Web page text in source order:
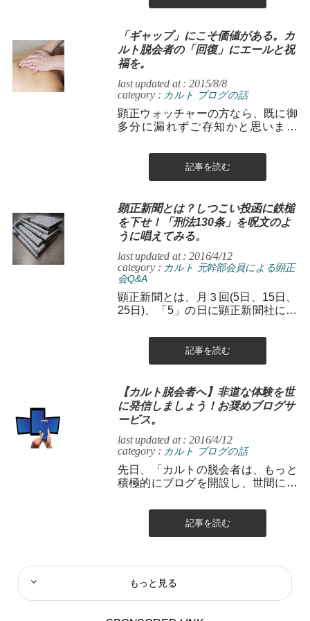
「ギャップ」にこそ価値がある。カ
ルト脱会者の「回復」にエールと祝
福を。
last updated at : 2015/8/8
category : カルト ブログの話
顕正ウォッチャーの方なら、既に御
多分に漏れずご存知かと思います
顕正ライフ」をこちらで紹介させて
記事を読む
顕正新聞とは？しつこい投函に鉄槌
を下せ！「刑法130条」を呪文のよ
うに唱えてみる。
last updated at : 2016/4/12
category : カルト 元幹部会員による顕正
会Q&A
顕正新聞とは、月３回(5日、15日、
25日)、「5」の日に顕正新聞社にて
は、主として内部向けに編集さ...
記事を読む
【カルト脱会者へ】非道な体験を世
に発信しましょう！お奨めブログサ
ービス。
last updated at : 2016/4/12
category : カルト ブログの話
先日、「カルトの脱会者は、もっと
積極的にブログを開設し、世間に向
き！またそれを行うことで、自己の
心の奥底にあ...記事を読む
もっと見る